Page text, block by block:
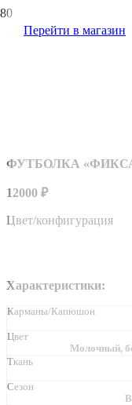
Перейти в магазин
ФУТБОЛКА
12000 ₽
Цвет/конфигурация
Характеристики:
Карманы/Капюшон
Цвет
Молочный,
Ткань
Сезон